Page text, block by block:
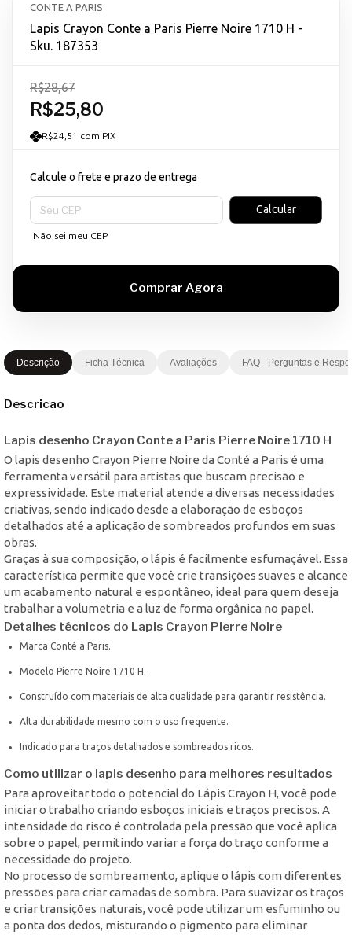
CONTE A PARIS
Lapis Crayon Conte a Paris Pierre Noire 1710 H -
Sku. 187353
R$25,80
R$28,67
R$24,51 com PIX
Calcule o frete e prazo de entrega
Entregas para o CEP:
Calcular
Não sei meu CEP
Descrição Ficha Técnica Avaliações FAQ - Perguntas e
Descricao
Lapis desenho Crayon Conte a Paris Pierre Noire 1710 H
O lapis desenho Crayon Pierre Noire da Conté a Paris é uma
ferramenta versátil para artistas que buscam precisão e
expressividade. Este material atende a diversas necessidades
criativas, sendo indicado desde a elaboração de esboços
detalhados até a aplicação de sombreados profundos em suas
obras.
Graças à sua composição, o lápis é facilmente esfumaçável. Essa
característica permite que você crie transições suaves e alcance
um acabamento natural e espontâneo, ideal para quem deseja
trabalhar a volumetria e a luz de forma orgânica no papel.
Detalhes técnicos do Lapis Crayon Pierre Noire
Marca Conté a Paris.
Modelo Pierre Noire 1710 H.
Construído com materiais de alta qualidade para garantir resistência.
Alta durabilidade mesmo com o uso frequente.
Indicado para traços detalhados e sombreados ricos.
Como utilizar o lapis desenho para melhores resultados
Para aproveitar todo o potencial do Lápis Crayon H, você pode
iniciar o trabalho criando esboços iniciais e traços precisos. A
intensidade do risco é controlada pela pressão que você aplica
sobre o papel, permitindo variar a força do traço conforme a
necessidade do projeto.
No processo de sombreamento, aplique o lápis com diferentes
pressões para criar camadas de sombra. Para suavizar os traços
e criar transições naturais, você pode utilizar um esfuminho ou
a ponta dos dedos, misturando o pigmento para eliminar